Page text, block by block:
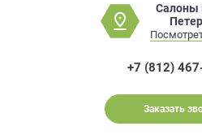
Салоны
+7 (812)
Заказать